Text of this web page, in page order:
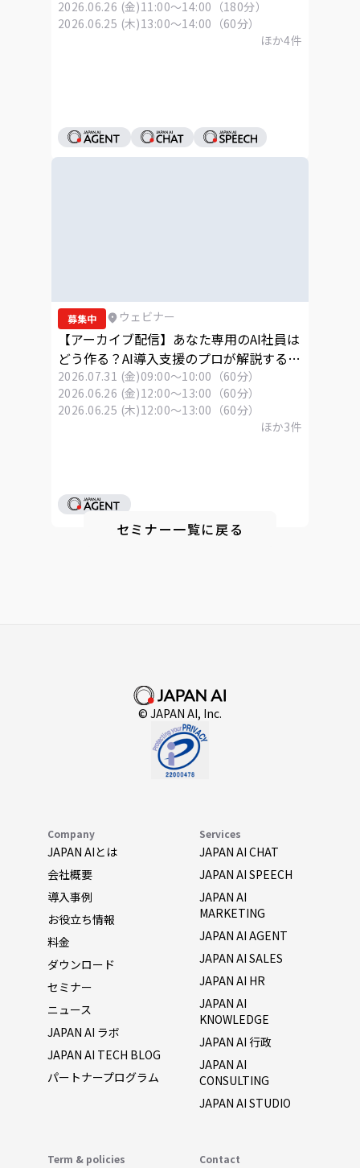
2026.06.26 (金)11:00～14:00（180分）
2026.06.25 (木)13:00～14:00（60分）
ほか4件
募集中 ウェビナー
【アーカイブ配信】あなた専用のAI社員は
どう作る？AI導入支援のプロが解説する
「Skills」活用ウェビナー
2026.07.31 (金)09:00～10:00（60分）
2026.06.26 (金)12:00～13:00（60分）
2026.06.25 (木)12:00～13:00（60分）
ほか3件
セミナー一覧に戻る
© JAPAN AI, Inc.
Company
JAPAN AIとは
会社概要
導入事例
お役立ち情報
料金
ダウンロード
セミナー
ニュース
JAPAN AI ラボ
JAPAN AI TECH BLOG
パートナープログラム
Services
JAPAN AI CHAT
JAPAN AI SPEECH
JAPAN AI
MARKETING
JAPAN AI AGENT
JAPAN AI SALES
JAPAN AI HR
JAPAN AI
KNOWLEDGE
JAPAN AI 行政
JAPAN AI
CONSULTING
JAPAN AI STUDIO
Term & policies Contact